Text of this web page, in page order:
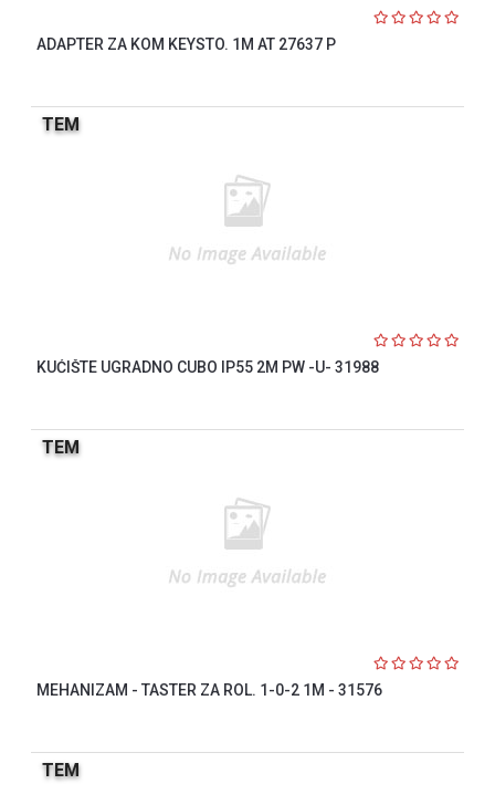
ADAPTER ZA KOM KEYSTO. 1M AT 27637 P
TEM
KUĆIŠTE UGRADNO CUBO IP55 2M PW -U- 31988
TEM
MEHANIZAM - TASTER ZA ROL. 1-0-2 1M - 31576
TEM